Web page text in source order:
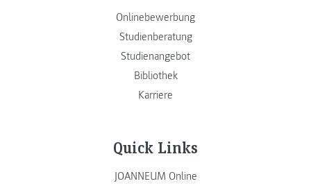
Onlinebewerbung
Studienberatung
Studienangebot
Bibliothek
Karriere
Quick Links
JOANNEUM Online